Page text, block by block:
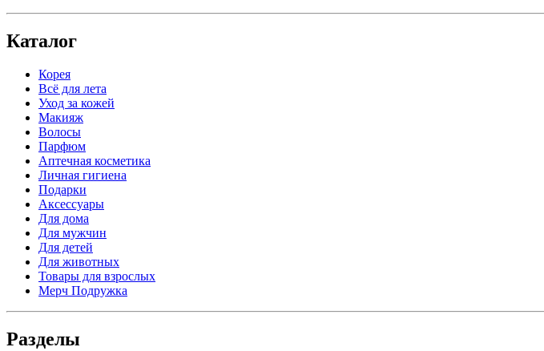
Каталог
Корея
Всё для лета
Уход за кожей
Макияж
Волосы
Парфюм
Аптечная косметика
Личная гигиена
Подарки
Аксессуары
Для дома
Для мужчин
Для детей
Для животных
Товары для взрослых
Мерч Подружка
Разделы